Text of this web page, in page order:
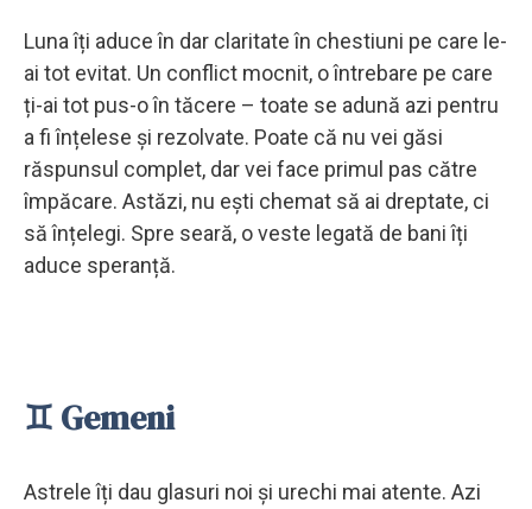
Luna îți aduce în dar claritate în chestiuni pe care le-
ai tot evitat. Un conflict mocnit, o întrebare pe care
ți-ai tot pus-o în tăcere – toate se adună azi pentru
a fi înțelese și rezolvate. Poate că nu vei găsi
răspunsul complet, dar vei face primul pas către
împăcare. Astăzi, nu ești chemat să ai dreptate, ci
să înțelegi. Spre seară, o veste legată de bani îți
aduce speranță.
♊ Gemeni
Astrele îți dau glasuri noi și urechi mai atente. Azi